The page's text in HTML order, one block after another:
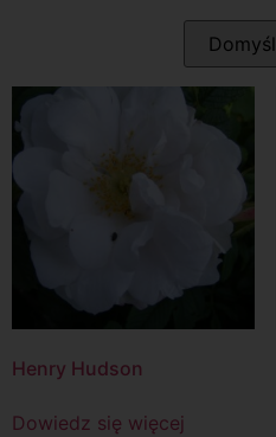
Henry Hudson
Dowiedz się więcej